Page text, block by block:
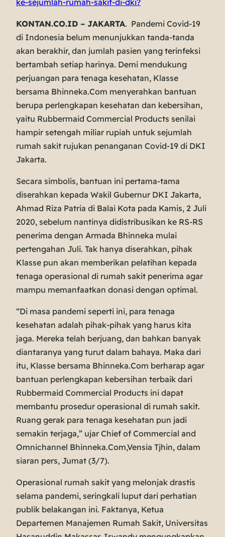
KONTAN.CO.ID – JAKARTA. Pandemi Covid-19
di Indonesia belum menunjukkan tanda-tanda
akan berakhir, dan jumlah pasien yang terinfeksi
bertambah setiap harinya. Demi mendukung
perjuangan para tenaga kesehatan, Klasse
bersama Bhinneka.Com menyerahkan bantuan
berupa perlengkapan kesehatan dan kebersihan,
yaitu Rubbermaid Commercial Products senilai
hampir setengah miliar rupiah untuk sejumlah
rumah sakit rujukan penanganan Covid-19 di DKI
Jakarta.
Secara simbolis, bantuan ini pertama-tama
diserahkan kepada Wakil Gubernur DKI Jakarta,
Ahmad Riza Patria di Balai Kota pada Kamis, 2 Juli
2020, sebelum nantinya didistribusikan ke RS-RS
penerima dengan Armada Bhinneka mulai
pertengahan Juli. Tak hanya diserahkan, pihak
Klasse pun akan memberikan pelatihan kepada
tenaga operasional di rumah sakit penerima agar
mampu memanfaatkan donasi dengan optimal.
“Di masa pandemi seperti ini, para tenaga
kesehatan adalah pihak-pihak yang harus kita
jaga. Mereka telah berjuang, dan bahkan banyak
diantaranya yang turut dalam bahaya. Maka dari
itu, Klasse bersama Bhinneka.Com berharap agar
bantuan perlengkapan kebersihan terbaik dari
Rubbermaid Commercial Products ini dapat
membantu prosedur operasional di rumah sakit.
Ruang gerak para tenaga kesehatan pun jadi
semakin terjaga,” ujar Chief of Commercial and
Omnichannel Bhinneka.Com,Vensia Tjhin, dalam
siaran pers, Jumat (3/7).
Operasional rumah sakit yang melonjak drastis
selama pandemi, seringkali luput dari perhatian
publik belakangan ini. Faktanya, Ketua
Departemen Manajemen Rumah Sakit, Universitas